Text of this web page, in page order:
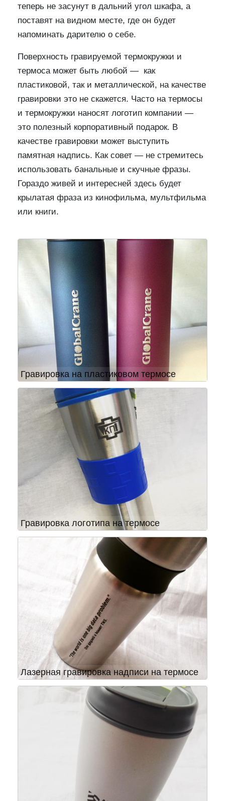
теперь не засунут в дальний угол шкафа, а
поставят на видном месте, где он будет
напоминать дарителю о себе.
Поверхность гравируемой термокружки и
термоса может быть любой — как
пластиковой, так и металлической, на качестве
гравировки это не скажется. Часто на термосы
и термокружки наносят логотип компании —
это полезный корпоративный подарок. В
качестве гравировки может выступить
памятная надпись. Как совет — не стремитесь
использовать банальные и скучные фразы.
Гораздо живей и интересней здесь будет
крылатая фраза из кинофильма, мультфильма
или книги.
Гравировка на пластиковом термосе
Гравировка логотипа на термосе
Лазерная гравировка надписи на термосе